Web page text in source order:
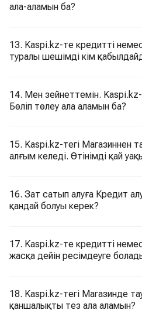
ала-аламын ба?
13. Kaspi.kz-те кредитті
туралы шешімді кім
14. Мен зейнеттемін.
Бөліп төлеу ала аламын ба?
15. Kaspi.kz-тегі Магазиннен
алғым келеді. Өтінімді қай
16. Зат сатып алуға Кредит алу үшін жұмыс өтілі
қандай болуы керек?
17. Kaspi.kz-те кредитті
жасқа дейін ресімдеуге
18. Kaspi.kz-тегі Магазинде
қаншалықты тез ала аламын?